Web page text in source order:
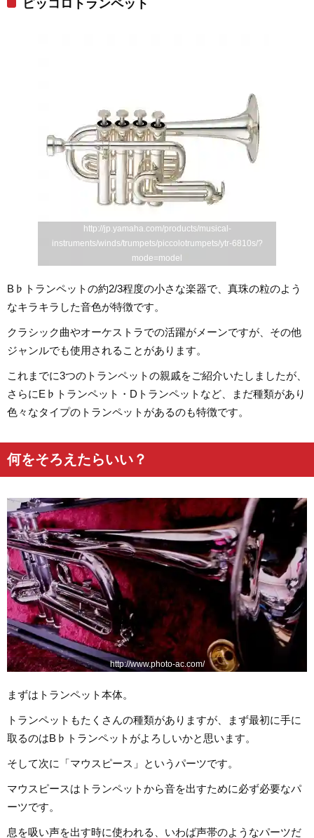
ピッコロトランペット
http://jp.yamaha.com/products/musical-
instruments/winds/trumpets/piccolotrumpets/ytr-6810s/?
mode=model
B♭トランペットの約2/3程度の小さな楽器で、真珠の粒のよう
なキラキラした音色が特徴です。
クラシック曲やオーケストラでの活躍がメーンですが、その他
ジャンルでも使用されることがあります。
これまでに3つのトランペットの親戚をご紹介いたしましたが、
さらにE♭トランペット・Dトランペットなど、まだ種類があり
色々なタイプのトランペットがあるのも特徴です。
何をそろえたらいい？
http://www.photo-ac.com/
まずはトランペット本体。
トランペットもたくさんの種類がありますが、まず最初に手に
取るのはB♭トランペットがよろしいかと思います。
そして次に「マウスピース」というパーツです。
マウスピースはトランペットから音を出すために必ず必要なパ
ーツです。
息を吸い声を出す時に使われる、いわば声帯のようなパーツだ